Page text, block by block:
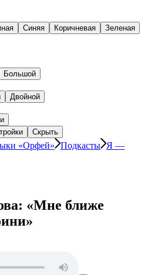
Синяя Коричневая Зеленая
Большой
Двойной
Скрыть
«Орфей» Подкасты
Я —
«Мне ближе